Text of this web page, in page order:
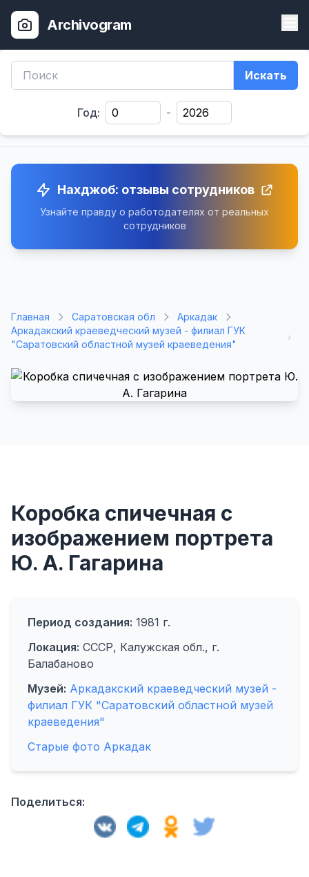
Archivogram
Искать
Год: -
Нахджоб: отзывы сотрудников
Узнайте правду о работодателях от реальных
сотрудников
Главная Саратовская обл
Аркадак
Аркадакский краеведческий музей - филиал ГУК
"Саратовский областной музей краеведения"
Коробка спичечная с
изображением портрета
Ю. А. Гагарина
Период создания: 1981 г.
Локация: СССР, Калужская обл., г.
Балабаново
Музей: Аркадакский краеведческий музей -
филиал ГУК "Саратовский областной музей
краеведения"
Старые фото Аркадак
Поделиться: